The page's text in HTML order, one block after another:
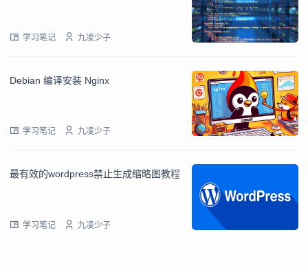
学习笔记 九凌少子
Debian 编译安装 Nginx
学习笔记 九凌少子
最有效的wordpress禁止生成缩略图教程
学习笔记 九凌少子